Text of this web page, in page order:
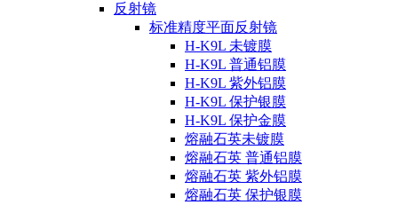
反射镜
标准精度平面反射镜
H-K9L 未镀膜
H-K9L 普通铝膜
H-K9L 紫外铝膜
H-K9L 保护银膜
H-K9L 保护金膜
熔融石英未镀膜
熔融石英 普通铝膜
熔融石英 紫外铝膜
熔融石英 保护银膜